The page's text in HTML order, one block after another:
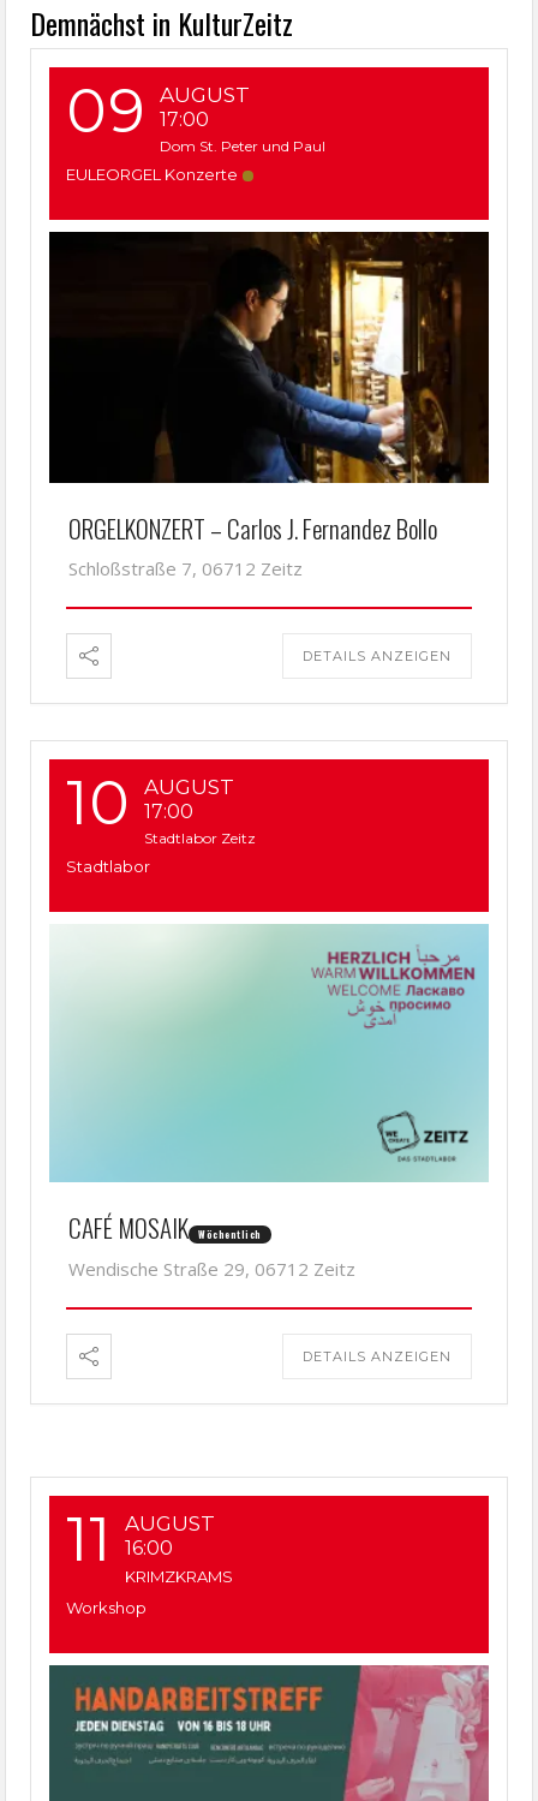
Demnächst in KulturZeitz
09 AUGUST
17:00
Dom St. Peter und Paul
EULEORGEL Konzerte
ORGELKONZERT – Carlos J. Fernandez Bollo
Schloßstraße 7, 06712 Zeitz
DETAILS ANZEIGEN
10 AUGUST
17:00
Stadtlabor Zeitz
Stadtlabor
CAFÉ MOSAIK Wöchentlich
Wendische Straße 29, 06712 Zeitz
DETAILS ANZEIGEN
11 AUGUST
16:00
KRIMZKRAMS
Workshop